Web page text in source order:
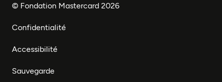
© Fondation Mastercard 2026
Confidentialité
Accessibilité
Sauvegarde